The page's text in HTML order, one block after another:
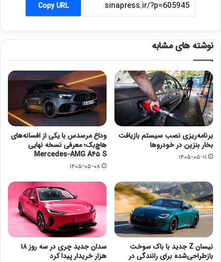
Copy URL
نوشته های مشابه
برنامه‌ریزی نصب سیستم بازیافت
بخار بنزین در خودروها
۱۴۰۵-۰۵-۱۱
وداع مرسدس با یکی از افسانه‌های
هاچ‌بک؛ معرفی نسخه نهایی
Mercedes-AMG A۴۵ S
۱۴۰۵-۰۵-۰۸
نیسان Z جدید با باک سوخت
بازطراحی‌شده برای رانندگی در
سدان جدید چری در سه روز ۱۸
هزار خریدار پیدا کرد